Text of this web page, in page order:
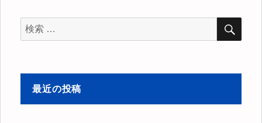
検
索
象:
最近の投稿